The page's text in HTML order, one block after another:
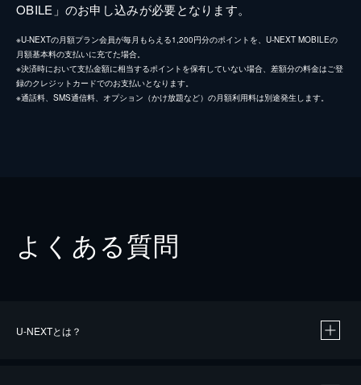
OBILE」のお申し込みが必要となります。
※U-NEXTの月額プラン会員が毎月もらえる1,200円分のポイントを、U-NEXT MOBILEの
月額基本料の支払いに充てた場合。
※決済時において支払金額に相当するポイントを保有していない場合、差額分の料金はご登
録のクレジットカードでのお支払いとなります。
※通話料、SMS通信料、オプション（かけ放題など）の月額利用料は別途発生します。
よくある質問
U-NEXTとは？